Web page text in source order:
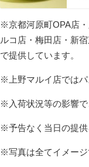
※京都河原町OPA店
ルコ店・梅田店・新
で提供しています。
※上野マルイ店ではパ
※入荷状況等の影響で
※予告なく当日の提供
※写真は全てイメージ